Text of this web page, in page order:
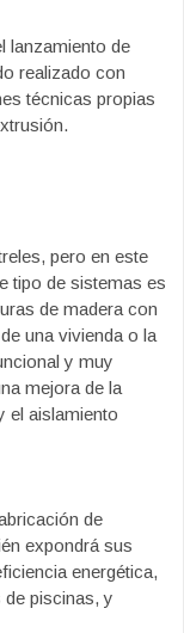
lanzamiento de
realizado con
técnicas propias
pero en este
tipo de sistemas es
de madera con
una vivienda o la
y muy
mejora de la
el aislamiento
de
expondrá sus
energética,
piscinas, y